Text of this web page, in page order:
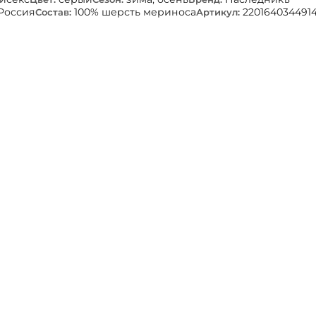
Состав: 100% шерсть мериносаАртикул: